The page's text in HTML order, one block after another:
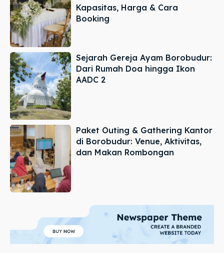
Kapasitas, Harga & Cara
Booking
Sejarah Gereja Ayam Borobudur:
Dari Rumah Doa hingga Ikon
AADC 2
Paket Outing & Gathering Kantor
di Borobudur: Venue, Aktivitas,
dan Makan Rombongan